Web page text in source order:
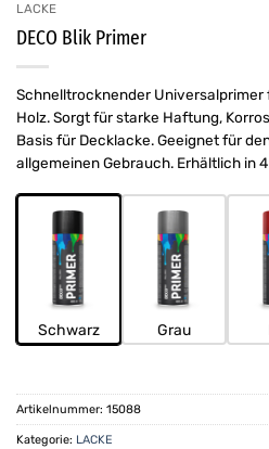
LACKE
DECO Blik Primer
Schnelltrocknender Universalprimer
Holz. Sorgt für starke Haftung,
Basis für Decklacke. Geeignet für
allgemeinen Gebrauch. Erhältlich in
Schwarz Grau
Artikelnummer: 15088
Kategorie: LACKE